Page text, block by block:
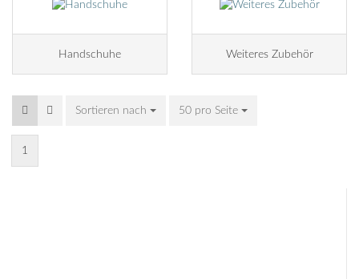
Handschuhe Weiteres Zubehör
Sortieren nach
Sortieren nach 50 pro Seite
pro Seite
1